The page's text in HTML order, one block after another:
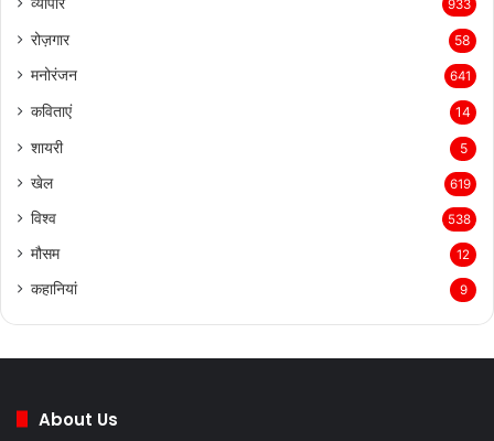
933
रोज़गार 58
मनोरंजन 641
कविताएं 14
शायरी 5
खेल 619
विश्व 538
मौसम 12
कहानियां 9
About Us